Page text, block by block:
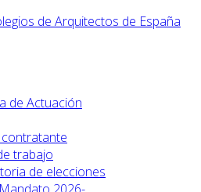
de Actuación
contratante
trabajo
de elecciones